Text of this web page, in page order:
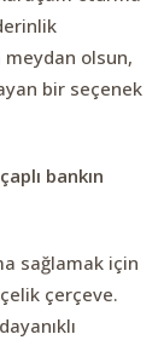
meydan olsun,
bir seçenek
bankın
sağlamak için
çerçeve.